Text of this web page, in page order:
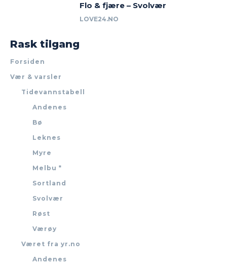
Flo & fjære – Svolvær
LOVE24.NO
Rask tilgang
Forsiden
Vær & varsler
Tidevannstabell
Andenes
Bø
Leknes
Myre
Melbu *
Sortland
Svolvær
Røst
Værøy
Været fra yr.no
Andenes